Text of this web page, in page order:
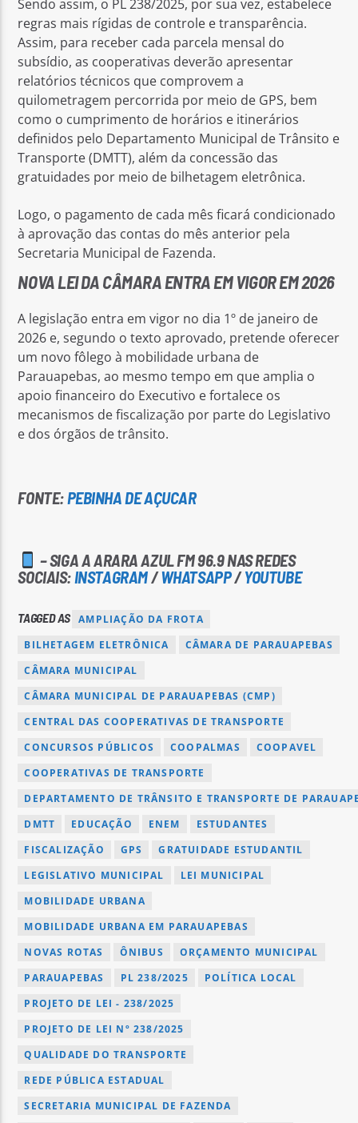
Sendo assim, o PL 238/2025, por sua vez, estabelece
regras mais rígidas de controle e transparência.
Assim, para receber cada parcela mensal do
subsídio, as cooperativas deverão apresentar
relatórios técnicos que comprovem a
quilometragem percorrida por meio de GPS, bem
como o cumprimento de horários e itinerários
definidos pelo Departamento Municipal de Trânsito e
Transporte (DMTT), além da concessão das
gratuidades por meio de bilhetagem eletrônica.
Logo, o pagamento de cada mês ficará condicionado
à aprovação das contas do mês anterior pela
Secretaria Municipal de Fazenda.
NOVA LEI DA CÂMARA ENTRA EM VIGOR EM 2026
A legislação entra em vigor no dia 1º de janeiro de
2026 e, segundo o texto aprovado, pretende oferecer
um novo fôlego à mobilidade urbana de
Parauapebas, ao mesmo tempo em que amplia o
apoio financeiro do Executivo e fortalece os
mecanismos de fiscalização por parte do Legislativo
e dos órgãos de trânsito.
FONTE:PEBINHA DE AÇUCAR
– SIGA A ARARA AZUL FM 96.9 NAS REDES
SOCIAIS:INSTAGRAM/WHATSAPP/YOUTUBE
TAGGED AS AMPLIAÇÃO DA FROTA
BILHETAGEM ELETRÔNICA
CÂMARA DE PARAUAPEBAS
CÂMARA MUNICIPAL
CÂMARA MUNICIPAL DE PARAUAPEBAS (CMP)
CENTRAL DAS COOPERATIVAS DE TRANSPORTE
CONCURSOS PÚBLICOS
COOPALMAS
COOPAVEL
COOPERATIVAS DE TRANSPORTE
DEPARTAMENTO DE TRÂNSITO E TRANSPORTE DE
DMTT
EDUCAÇÃO ENEM
ESTUDANTES
FISCALIZAÇÃO
GPS
GRATUIDADE ESTUDANTIL
LEGISLATIVO MUNICIPAL
LEI MUNICIPAL
MOBILIDADE URBANA
MOBILIDADE URBANA EM PARAUAPEBAS
NOVAS ROTAS
ÔNIBUS
ORÇAMENTO MUNICIPAL
PARAUAPEBAS
PL 238/2025
POLÍTICA LOCAL
PROJETO DE LEI - 238/2025
PROJETO DE LEI Nº 238/2025
QUALIDADE DO TRANSPORTE
REDE PÚBLICA ESTADUAL
SECRETARIA MUNICIPAL DE FAZENDA